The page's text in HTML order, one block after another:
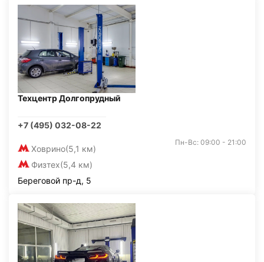
Техцентр Долгопрудный
+7 (495) 032-08-22
Ховрино(5,1 км)
Физтех(5,4 км)
Пн-Вс: 09:00 - 21:00
Береговой пр-д, 5